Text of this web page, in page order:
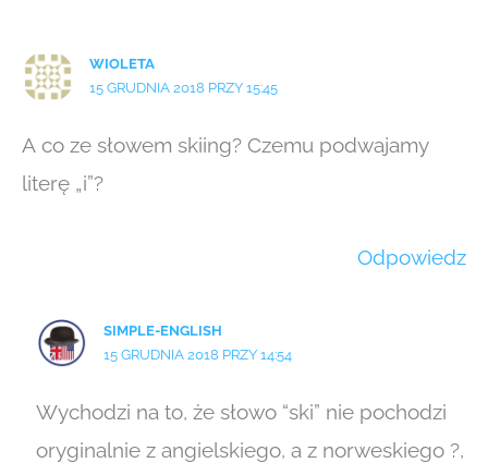
WIOLETA
15 GRUDNIA 2018 PRZY 15:45
A co ze słowem skiing? Czemu podwajamy
literę „i”?
Odpowiedz
SIMPLE-ENGLISH
15 GRUDNIA 2018 PRZY 14:54
Wychodzi na to, że słowo “ski” nie pochodzi
oryginalnie z angielskiego, a z norweskiego ?,